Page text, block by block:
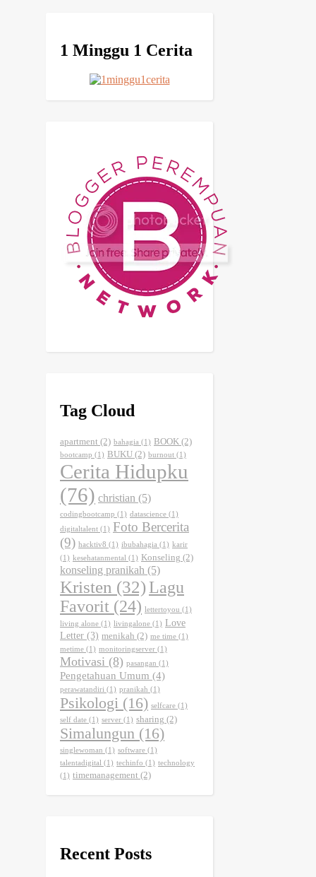
1 Minggu 1 Cerita
Tag Cloud
apartment (2) bahagia (1) BOOK (2)
bootcamp (1) BUKU (2) burnout (1)
Cerita Hidupku
(76) christian (5)
codingbootcamp (1) datascience (1)
digitaltalent (1) Foto Bercerita
(9) hacktiv8 (1) ibubahagia (1) karir
(1) kesehatanmental (1) Konseling (2)
konseling pranikah (5)
Kristen (32) Lagu
Favorit (24) lettertoyou (1)
living alone (1) livingalone (1) Love
Letter (3) menikah (2) me time (1)
metime (1) monitoringserver (1)
Motivasi (8) pasangan (1)
Pengetahuan Umum (4)
perawatandiri (1) pranikah (1)
Psikologi (16) selfcare (1)
self date (1) server (1) sharing (2)
Simalungun (16)
singlewoman (1) software (1)
talentadigital (1) techinfo (1) technology
(1) timemanagement (2)
Recent Posts